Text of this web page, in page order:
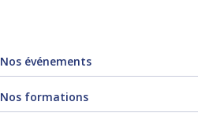
Nos événements
Nos formations